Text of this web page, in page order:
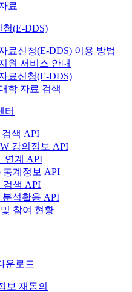
료
(E-DDS)
료신청(E-DDS) 이용 방법
원 서비스 안내
료신청(E-DDS)
학 자료 검색
터
검색 API
강의정보 API
연계 API
통계정보 API
검색 API
분석활용 API
참여 현황
운로드
보 재동의